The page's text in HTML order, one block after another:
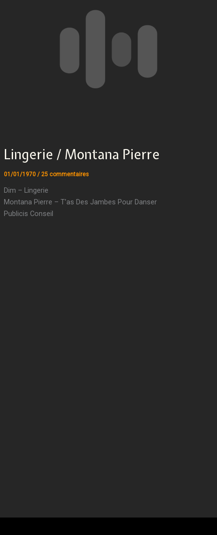
Lingerie / Montana Pierre
01/01/1970 / 25 commentaires
Dim – Lingerie
Montana Pierre – T’as Des Jambes Pour Danser
Publicis Conseil